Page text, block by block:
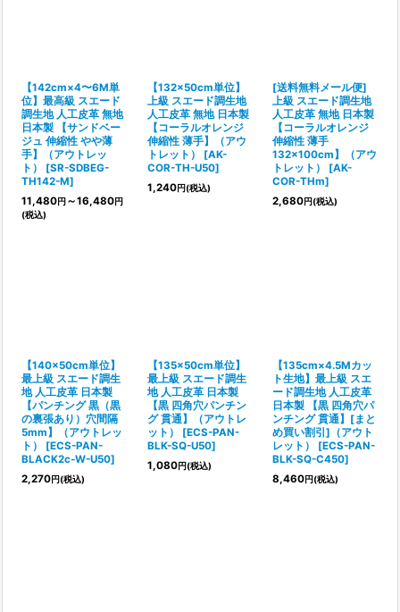
【142cm×4〜6M単
位】最高級 スエード
調生地 人工皮革 無地
日本製 【サンドベー
ジュ 伸縮性 やや薄
手】（アウトレッ
ト）
[SR-SDBEG-
TH142-M]
11,480円～16,480円
(税込)
【132×50cm単位】
上級 スエード調生地
人工皮革 無地 日本製
【コーラルオレンジ
伸縮性 薄手】（アウ
トレット）
[AK-
COR-TH-U50]
1,240円(税込)
[送料無料メール便]
上級 スエード調生地
人工皮革 無地 日本製
【コーラルオレンジ
伸縮性 薄手
132×100cm】（アウ
トレット）
[AK-
COR-THm]
2,680円(税込)
【140×50cm単位】
最上級 スエード調生
地 人工皮革 日本製
【パンチング 黒（黒
の裏張あり）穴間隔
5mm】（アウトレッ
ト）
[ECS-PAN-
BLACK2c-W-U50]
2,270円(税込)
【135×50cm単位】
最上級 スエード調生
地 人工皮革 日本製
【黒 四角穴パンチン
グ 貫通】（アウトレ
ット）
[ECS-PAN-
BLK-SQ-U50]
1,080円(税込)
【135cm×4.5Mカッ
ト生地】最上級 スエ
ード調生地 人工皮革
日本製 【黒 四角穴パ
ンチング 貫通】[まと
め買い割引]（アウト
レット）
[ECS-PAN-
BLK-SQ-C450]
8,460円(税込)